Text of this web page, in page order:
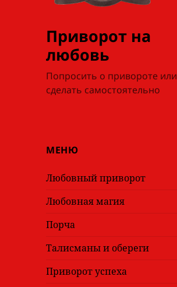
Приворот на
любовь
Попросить о привороте или
сделать самостоятельно
МЕНЮ
Любовный приворот
Любовная магия
Порча
Талисманы и обереги
Приворот успеха